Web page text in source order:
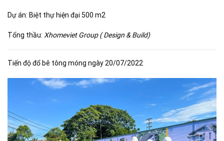
Dự án: Biệt thự hiện đại 500 m2
Tổng thầu: Xhomeviet Group ( Design & Build)
Tiến độ đổ bê tông móng ngày 20/07/2022